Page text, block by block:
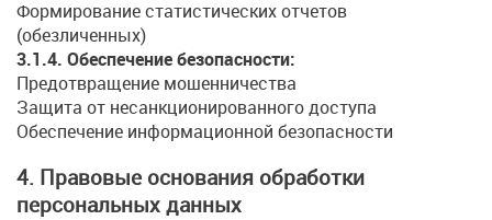
Формирование статистических отчетов
(обезличенных)
3.1.4. Обеспечение безопасности:
Предотвращение мошенничества
Защита от несанкционированного доступа
Обеспечение информационной безопасности
4. Правовые основания обработки
персональных данных